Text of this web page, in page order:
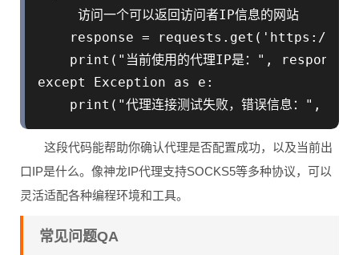
     访问一个可以返回访问者IP信息的网站
response = requests.get('https://
print("当前使用的代理IP是：",
except Exception as e:
这段代码能帮助你确认代理是否配置成功，以及当前出
口IP是什么。像神龙IP代理支持SOCKS5等多种协议，可以
灵活适配各种编程环境和工具。
常见问题QA